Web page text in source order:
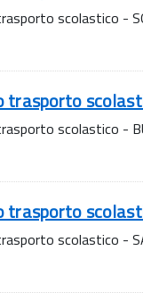
scolastico -
trasporto
scolastico -
trasporto
scolastico -